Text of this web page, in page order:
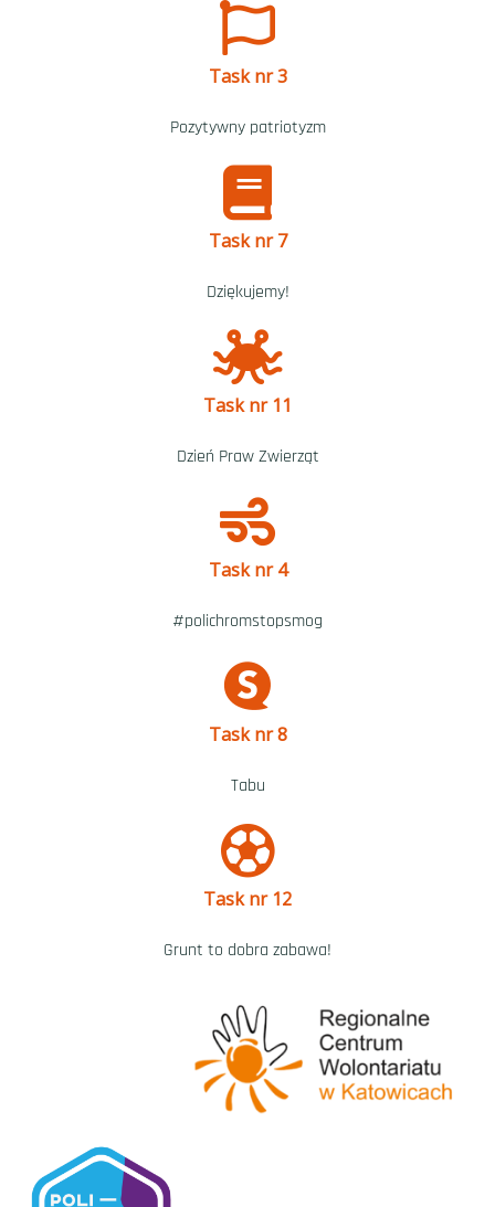
Task nr 3
Pozytywny patriotyzm
Task nr 7
Dziękujemy!
Task nr 11
Dzień Praw Zwierząt
Task nr 4
#polichromstopsmog
Task nr 8
Tabu
Task nr 12
Grunt to dobra zabawa!